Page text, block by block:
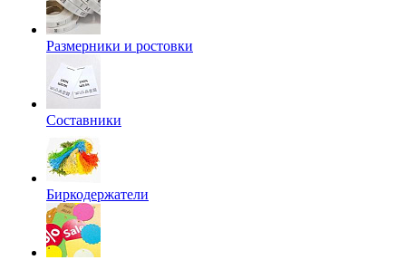
Размерники и ростовки
Составники
Биркодержатели